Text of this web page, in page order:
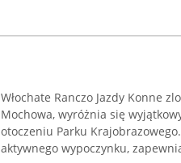
Włochate Ranczo Jazdy Konne
Mochowa, wyróżnia się
otoczeniu Parku
aktywnego wypoczynku,